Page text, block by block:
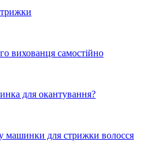
вихованця самостійно
для окантування?
машинки для стрижки волосся